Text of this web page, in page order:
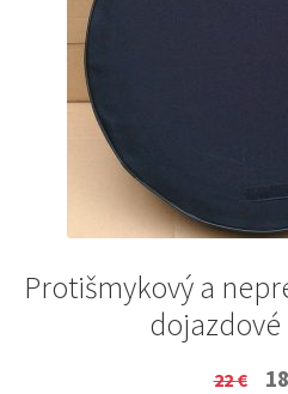
Protišmykový a
22€ 18